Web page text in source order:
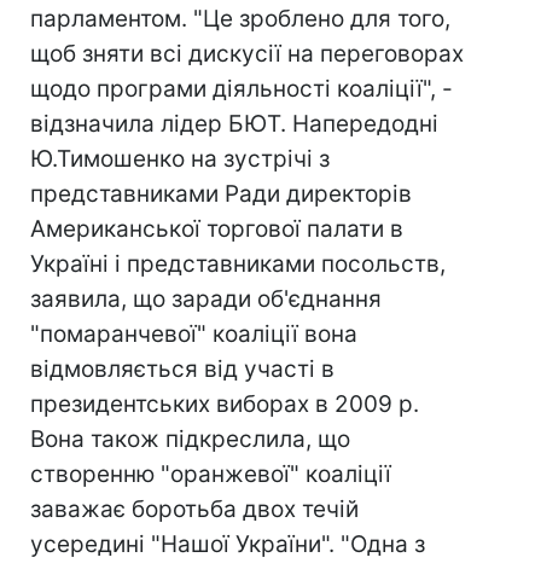
парламентом. "Це зроблено для того,
щоб зняти всі дискусії на переговорах
щодо програми діяльності коаліції", -
відзначила лідер БЮТ. Напередодні
Ю.Тимошенко на зустрічі з
представниками Ради директорів
Американської торгової палати в
Україні і представниками посольств,
заявила, що заради об'єднання
"помаранчевої" коаліції вона
відмовляється від участі в
президентських виборах в 2009 р.
Вона також підкреслила, що
створенню "оранжевої" коаліції
заважає боротьба двох течій
усередині "Нашої України". "Одна з